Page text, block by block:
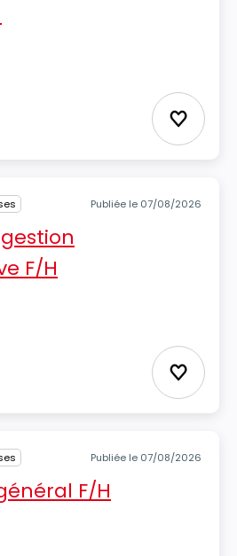
Ajouter
Publiée le 07/08/2026
F/H
Ajouter
Publiée le 07/08/2026
F/H